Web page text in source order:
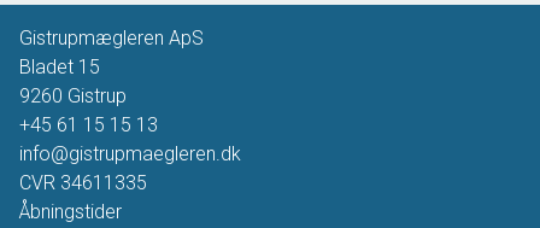
Gistrupmægleren ApS
Bladet 15
9260 Gistrup
+45 61 15 15 13
info@gistrupmaegleren.dk
CVR 34611335
Åbningstider